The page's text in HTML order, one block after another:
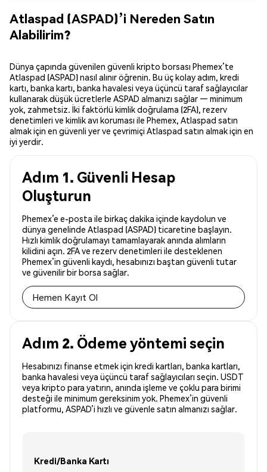
Atlaspad (ASPAD)’i Nereden Satın
Alabilirim?
Dünya çapında güvenilen güvenli kripto borsası Phemex’te
Atlaspad (ASPAD) nasıl alınır öğrenin. Bu üç kolay adım, kredi
kartı, banka kartı, banka havalesi veya üçüncü taraf sağlayıcılar
kullanarak düşük ücretlerle ASPAD almanızı sağlar — minimum
yok, zahmetsiz. İki faktörlü kimlik doğrulama (2FA), rezerv
denetimleri ve kimlik avı koruması ile Phemex, Atlaspad satın
almak için en güvenli yer ve çevrimiçi Atlaspad satın almak için en
iyi yerdir.
Adım 1. Güvenli Hesap
Oluşturun
Phemex’e e-posta ile birkaç dakika içinde kaydolun ve
dünya genelinde Atlaspad (ASPAD) ticaretine başlayın.
Hızlı kimlik doğrulamayı tamamlayarak anında alımların
kilidini açın. 2FA ve rezerv denetimleri ile desteklenen
Phemex’in güvenli kaydı, hesabınızı baştan güvenli tutar
ve güvenilir bir borsa sağlar.
Hemen Kayıt Ol
Adım 2. Ödeme yöntemi seçin
Hesabınızı finanse etmek için kredi kartları, banka kartları,
banka havalesi veya üçüncü taraf sağlayıcıları seçin. USDT
veya kripto para yatırın, anında işleme ve çoklu para birimi
desteği ile minimum gereksinim yok. Phemex’in güvenli
platformu, ASPAD’i hızlı ve güvenle satın almanızı sağlar.
Kredi/Banka Kartı